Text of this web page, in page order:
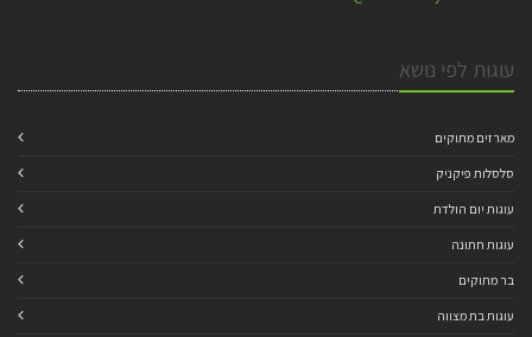
עוגות לפי נושא
מארזים מתוקים
סלסלות פיקניק
עוגות יום הולדת
עוגות חתונה
בר מתוקים
עוגות בת מצווה